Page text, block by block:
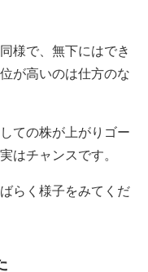
様で、無下にはでき
が高いのは仕方のな
ての株が上がりゴー
はチャンスです。
らく様子をみてくだ